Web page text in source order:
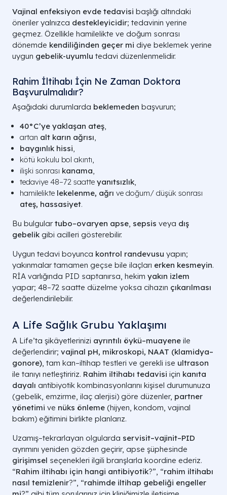
Vajinal enfeksiyon evde tedavisi başlığı altındaki
öneriler yalnızca destekleyicidir; tedavinin yerine
geçmez. Özellikle hamilelikte ve doğum sonrası
dönemde kendiliğinden geçer mi diye beklemek yerine
uygun gebelik-uyumlu tedavi düzenlenmelidir.
Rahim İltihabı İçin Ne Zaman Doktora
Başvurulmalıdır?
Aşağıdaki durumlarda beklemeden başvurun;
40°C’ye yaklaşan ateş,
artan alt karın ağrısı,
baygınlık hissi,
kötü kokulu bol akıntı,
ilişki sonrası kanama,
tedaviye 48–72 saatte yanıtsızlık,
hamilelikte lekelenme, ağrı ve doğum/ düşük sonrası
ateş, hassasiyet.
Bu bulgulartubo–ovaryen apse, sepsis veya dış
gebelik gibi acilleri gösterebilir.
Uygun tedavi boyunca kontrol randevusu yapın;
yakınmalar tamamen geçse bile ilaçları erken kesmeyin.
RİA varlığında PID saptanırsa, hekim yakın izlem
yapar; 48–72 saatte düzelme yoksa cihazın çıkarılması
değerlendirilebilir.
A Life Sağlık Grubu Yaklaşımı
A Life’ta şikâyetlerinizi ayrıntılı öykü–muayene ile
değerlendirir; vajinal pH, mikroskopi, NAAT (klamidya–
gonore), tam kan–iltihap testleri ve gerekli ise ultrason
ile tanıyı netleştiririz. Rahim iltihabı tedavisi için kanıta
dayalı antibiyotik kombinasyonlarını kişisel durumunuza
(gebelik, emzirme, ilaç alerjisi) göre düzenler, partner
yönetimi ve nüks önleme (hijyen, kondom, vajinal
bakım) eğitimini birlikte planlarız.
Uzamış–tekrarlayan olgularda servisit–vajinit–PID
ayrımını yeniden gözden geçirir, apse şüphesinde
girişimsel seçenekleri ilgili branşlarla koordine ederiz.
“Rahim iltihabı için hangi antibiyotik?”, “rahim iltihabı
nasıl temizlenir?”, “rahimde iltihap gebeliği engeller